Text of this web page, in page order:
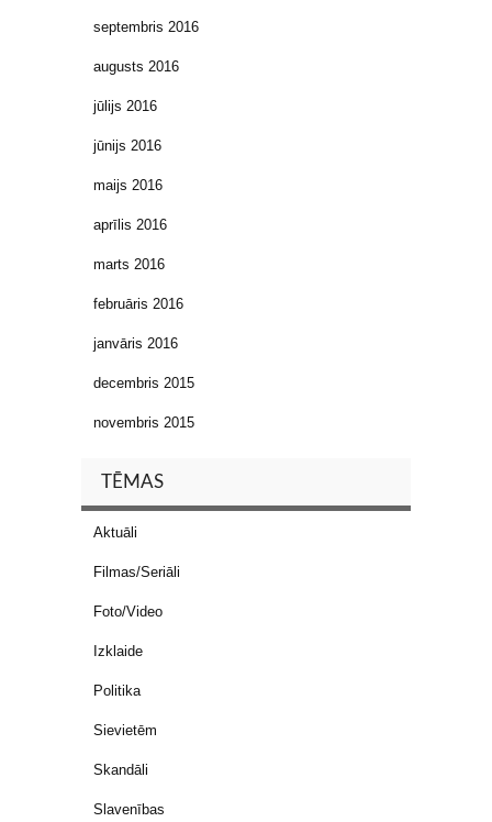
septembris 2016
augusts 2016
jūlijs 2016
jūnijs 2016
maijs 2016
aprīlis 2016
marts 2016
februāris 2016
janvāris 2016
decembris 2015
novembris 2015
TĒMAS
Aktuāli
Filmas/Seriāli
Foto/Video
Izklaide
Politika
Sievietēm
Skandāli
Slavenības